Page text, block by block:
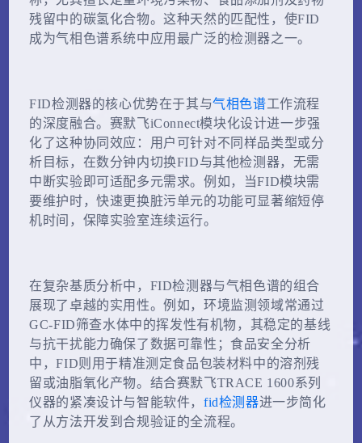
残留中的碳氢化合物。这种天然的匹配性，使FID
成为气相色谱系统中应用最广泛的检测器之一。
FID检测器的核心优势在于其与气相色谱工作流程
的深度融合。赛默飞iConnect模块化设计进一步强
化了这种协同效应：用户可针对不同样品类型或分
析目标，在数分钟内切换FID与其他检测器，无需
中断实验即可适配多元需求。例如，当FID模块需
要维护时，快速更换脏污单元的功能可显著缩短停
机时间，保障实验室连续运行。
在复杂基质分析中，FID检测器与气相色谱的组合
展现了卓越的实用性。例如，环境监测领域常通过
GC-FID筛查水体中的挥发性有机物，其稳定的基线
与抗干扰能力确保了数据可靠性；食品安全分析
中，FID则用于精准测定食品包装材料中的溶剂残
留或油脂氧化产物。结合赛默飞TRACE 1600系列
仪器的紧凑设计与智能软件，fid检测器进一步简化
了从方法开发到合规验证的全流程。